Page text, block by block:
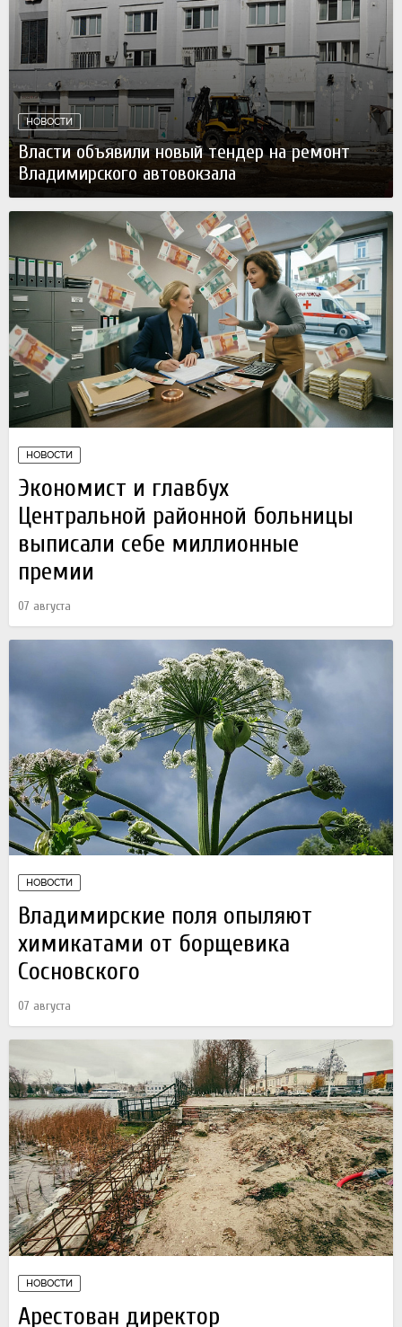
НОВОСТИ
Власти объявили новый тендер на ремонт
Владимирского автовокзала
НОВОСТИ
Экономист и главбух
Центральной районной больницы
выписали себе миллионные
премии
07 августа
НОВОСТИ
Владимирские поля опыляют
химикатами от борщевика
Сосновского
07 августа
НОВОСТИ
Арестован директор